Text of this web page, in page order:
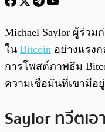
Michael Saylor ผู้ร่วม
ใน Bitcoin อย่างแรง
การโพสต์ภาพธีม
ความเชื่อมั่นที่เขามีอ
Saylor ทวีตเอ